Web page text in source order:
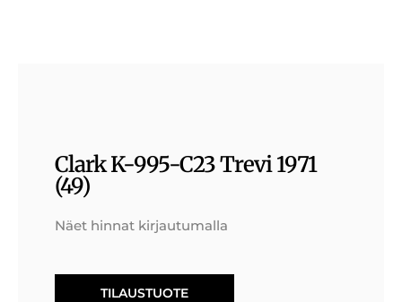
Clark K-995-C23 Trevi 1971
(49)
Näet hinnat kirjautumalla
TILAUSTUOTE